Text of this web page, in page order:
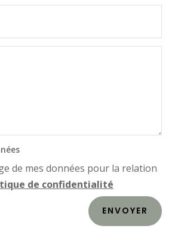
de mes données pour la relation
de confidentialité
ENVOYER